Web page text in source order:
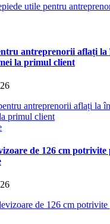
antreprenorii aflați la
la primul client
de 126 cm